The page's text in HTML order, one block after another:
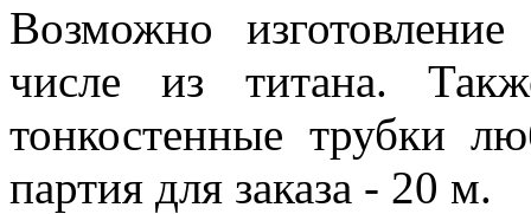
Возможно
числе из титана.
тонкостенные трубки
партия для заказа - 20 м.